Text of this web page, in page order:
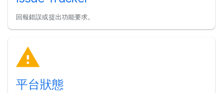
回報錯誤或提出功能要求。
平台狀態